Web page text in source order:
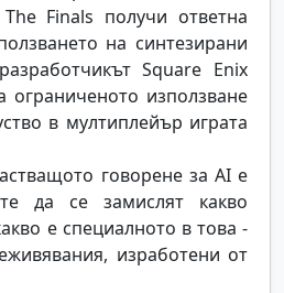
Finals получи ответна
на синтезирани
Square Enix
ограниченото използване
в мултиплейър играта
говорене за AI е
да се замислят какво
е специалното в това -
изработени от